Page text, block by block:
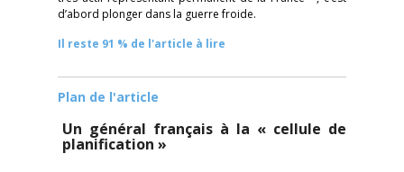
d’abord plonger dans la guerre froide.
Il reste 91 % de l'article à lire
Plan de l'article
Un général français à la « cellule de
planification »